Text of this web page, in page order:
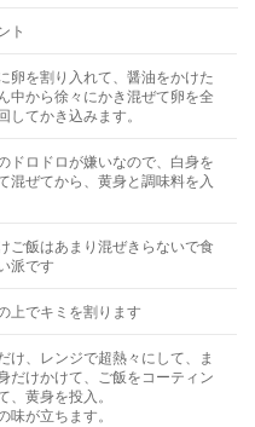
ト
卵を割り入れて、醤油をかけた
中から徐々にかき混ぜて卵を全
してかき込みます。
ドロドロが嫌いなので、白身を
混ぜてから、黄身と調味料を入
ご飯はあまり混ぜきらないで食
派です
上でキミを割ります
け、レンジで超熱々にして、ま
だけかけて、ご飯をコーティン
、黄身を投入。
味が立ちます。